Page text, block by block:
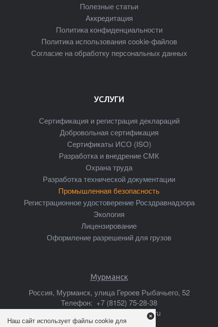
Полезные статьи
Аккредитация
Политика конфиденциальности
Политика использования cookie-файлов
Согласие на обработку персональных данных
УСЛУГИ
Сертификация и регистрация деклараций
Добровольная сертификация
Сертификаты ИСО (ISO)
Разработка и внедрение СМК
Охрана труда
Разработка технической документации
Промышленная безопасность
Регистрационное удостоверение Росздравнадзора
Экология
Лицензирование
Оформление разрешений для грузов
Мурманск
Россия, Мурманск, улица Героев Рыбачьего, 52
Телефон: +7 (8152) 75-28-38
Почта:murmansk@mscsert.ru
Наш сайт использует файлы cookie для